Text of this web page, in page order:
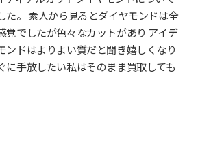
た。 素人から見るとダイヤモンドは全
覚でしたが色々なカットがあり アイデ
ンドはよりよい質だと聞き嬉しくなり
に手放したい私はそのまま買取しても